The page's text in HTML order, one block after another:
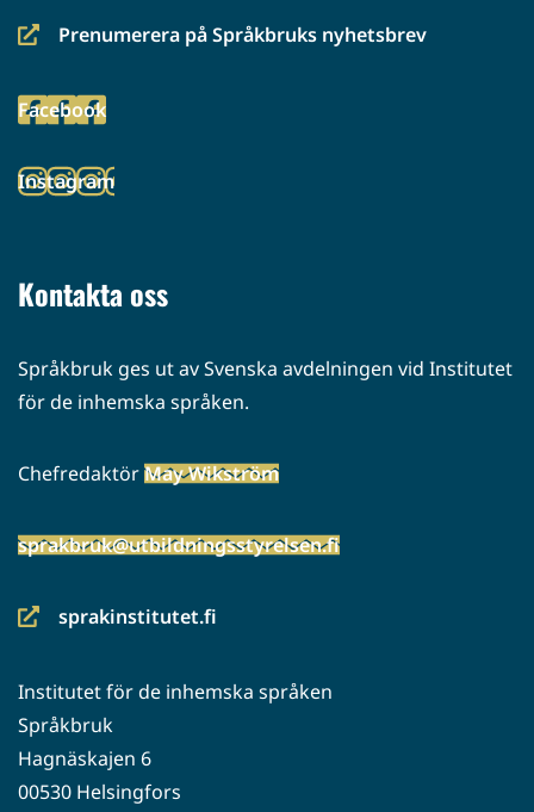
Prenumerera på Språkbruks nyhetsbrev
(siirryt
palveluun)
Facebook
(siirryt
palveluun)
Instagram
(siirryt
Kontakta oss
Språkbruk ges ut av Svenska avdelningen vid Institutet
för de inhemska språken.
ChefredaktörMay Wikström
sprakbruk@utbildningsstyrelsen.fi
sprakinstitutet.fi
(siirryt
palveluun)
Institutet för de inhemska språken
Språkbruk
Hagnäskajen 6
00530 Helsingfors